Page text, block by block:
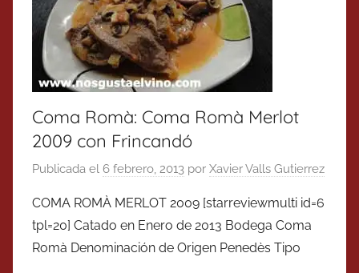
Coma Romà: Coma Romà Merlot
2009 con Frincandó
Publicada el 6 febrero, 2013 por Xavier Valls Gutierrez
COMA ROMÀ MERLOT 2009 [starreviewmulti id=6
tpl=20] Catado en Enero de 2013 Bodega Coma
Romà Denominación de Origen Penedès Tipo